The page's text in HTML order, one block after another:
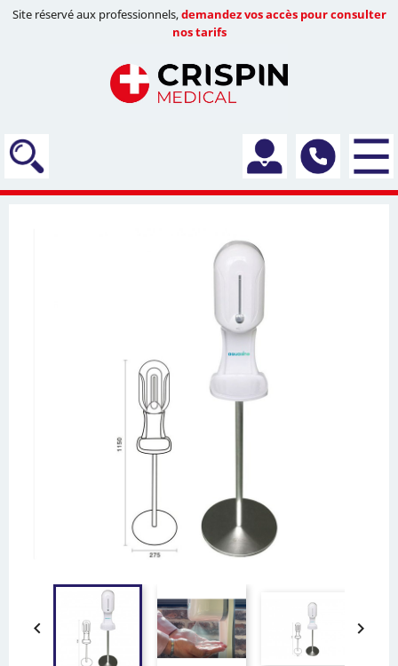
Site réservé aux professionnels,demandez vos accès pour consulter
nos tarifs
 